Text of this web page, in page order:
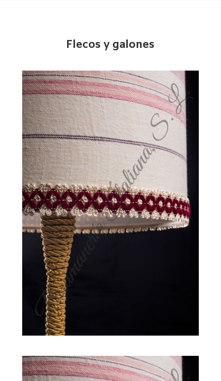
Flecos y galones